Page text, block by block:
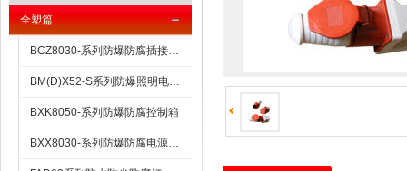
全塑篇
BCZ8030-系列防爆防腐插接装置
BM(D)X52-S系列防爆照明电力配电箱（全塑外壳）
BXK8050-系列防爆防腐控制箱
BXX8030-系列防爆防腐电源插座箱